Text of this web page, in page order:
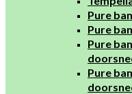
Pure
Pure
Pure
Pure